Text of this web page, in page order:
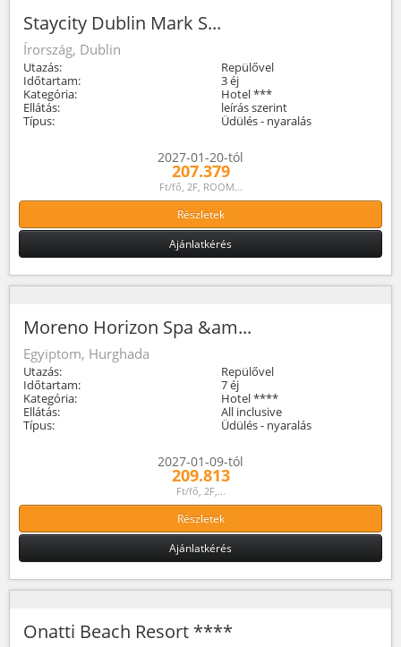
Staycity Dublin Mark S...
Írország, Dublin
Utazás:
Repülővel
Időtartam:
3 éj
Kategória:
Hotel ***
Ellátás:
leírás szerint
Típus:
Üdülés - nyaralás
2027-01-20-tól
207.379
Ft/fő, 2F, ROOM...
Részletek
Ajánlatkérés
Moreno Horizon Spa &am...
Egyiptom, Hurghada
Utazás:
Repülővel
Időtartam:
7 éj
Kategória:
Hotel ****
Ellátás:
All inclusive
Típus:
Üdülés - nyaralás
2027-01-09-tól
209.813
Ft/fő, 2F,...
Részletek
Ajánlatkérés
Onatti Beach Resort ****